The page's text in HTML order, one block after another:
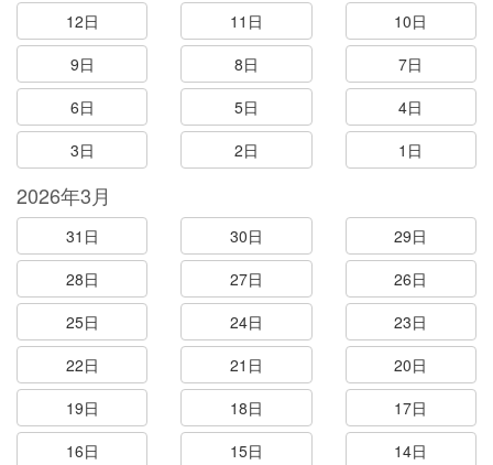
12日
11日
10日
9日
8日
7日
6日
5日
4日
3日
2日 1日
2026年3月
31日 30日
29日
28日
27日
26日
25日
24日
23日
22日
21日
20日
19日
18日
17日
16日
15日
14日